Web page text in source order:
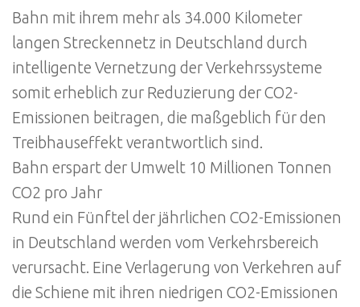
Bahn mit ihrem mehr als 34.000 Kilometer
langen Streckennetz in Deutschland durch
intelligente Vernetzung der Verkehrssysteme
somit erheblich zur Reduzierung der CO2-
Emissionen beitragen, die maßgeblich für den
Treibhauseffekt verantwortlich sind.
Bahn erspart der Umwelt 10 Millionen Tonnen
CO2 pro Jahr
Rund ein Fünftel der jährlichen CO2-Emissionen
in Deutschland werden vom Verkehrsbereich
verursacht. Eine Verlagerung von Verkehren auf
die Schiene mit ihren niedrigen CO2-Emissionen